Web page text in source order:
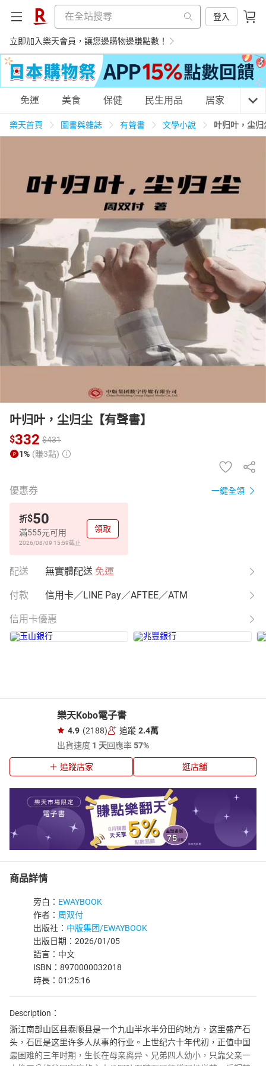
登入
立即加入樂天會員，讓您邊購物邊賺點數！
購物網分類
3C家電 運動休閒
男裝 化妝保養 情趣用品
日本購物 電子/紙本書
免運 美食 保健 民生用品 居家 3C
樂天首頁 圖書與雜誌 有聲書 文學小說 叶归叶，尘
叶归叶，尘归尘【有聲書】
$332 $431
1% (賺3點)
優惠券 一鍵全領
折$50
滿555元可用
2026/08/09 15:59截止
領取
配送 無實體配送 免運
付款 信用卡／LINE Pay／AFTEE／ATM
信用卡優惠
樂天Kobo電子書
4.9 (2188) 追蹤 2.4萬
出貨速度 1 天回應率57%
追蹤店家 逛店舖
商品詳情
旁白： EWAYBOOK
作者： 周双付
出版社： 中版集团/EWAYBOOK
出版日期：2026/01/05
語言：中文
ISBN：8970000032018
時長：01:25:16
Description：
浙江南部山区县泰顺县是一个九山半水半分田的地方，这里盛产石
头，石匠是这里许多人从事的行业。上世纪六十年代初，正值中国
最困难的三年时期，生长在母亲离异、兄弟四人幼小，只靠父亲一